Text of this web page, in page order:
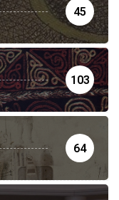
45
103
64